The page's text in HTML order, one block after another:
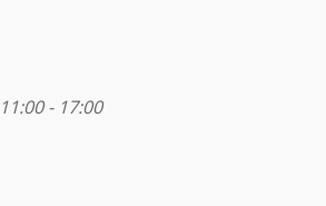
11:00- 17:00